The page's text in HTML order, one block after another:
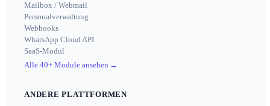
Mailbox / Webmail
Personalverwaltung
Webhooks
WhatsApp Cloud API
SaaS-Modul
Alle 40+ Module ansehen →
ANDERE PLATTFORMEN